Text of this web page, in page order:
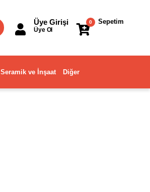
Sepetim
0
Üye Girişi
Üye Ol
Seramik ve İnşaat Diğer